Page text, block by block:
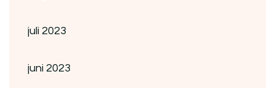
juli 2023
juni 2023